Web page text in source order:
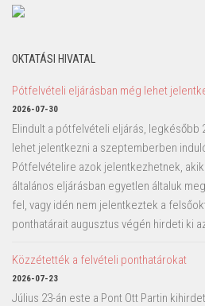
OKTATÁSI HIVATAL
Pótfelvételi eljárásban még lehet
2026-07-30
Elindult a pótfelvételi eljárás, legkésőbb
lehet jelentkezni a szeptemberben
Pótfelvételire azok jelentkezhetnek,
általános eljárásban egyetlen általuk
fel, vagy idén nem jelentkeztek a
ponthatárait augusztus végén hirdeti ki
Közzétették a felvételi ponthatárokat
2026-07-23
Július 23-án este a Pont Ott Partin